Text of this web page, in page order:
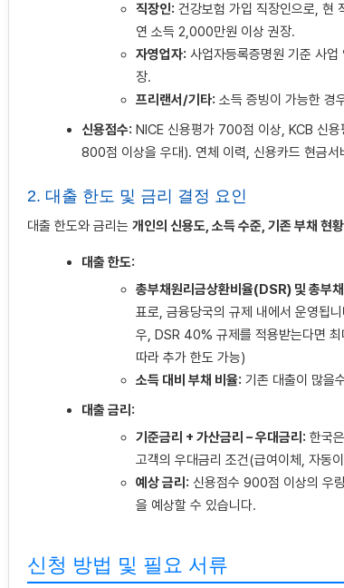
직장인: 건강보험 가입 직장인으로, 현
연 소득 2,000만원 이상 권장.
자영업자: 사업자등록증명원 기준 사
장.
프리랜서/기타: 소득 증빙이 가능한 경
신용점수: NICE 신용평가 700점 이상, KCB 신
800점 이상을 우대). 연체 이력, 신용카드 현금
2. 대출 한도 및 금리 결정 요인
대출 한도와 금리는 개인의 신용도, 소득 수준, 기존 부채 현
대출 한도:
총부채원리금상환비율(DSR) 및 총부
표로, 금융당국의 규제 내에서 운영됩
우, DSR 40% 규제를 적용받는다면 최
따라 추가 한도 가능)
소득 대비 부채 비율: 기존 대출이 많을
대출 금리:
기준금리 + 가산금리 – 우대금리: 한국
고객의 우대금리 조건(급여이체, 자동
예상 금리: 신용점수 900점 이상의 우
을 예상할 수 있습니다.
신청 방법 및 필요 서류